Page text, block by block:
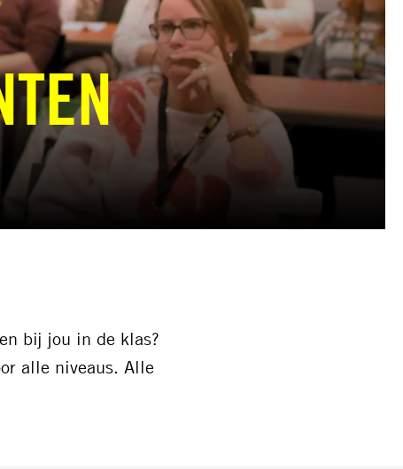
bij jou in de klas?
alle niveaus. Alle